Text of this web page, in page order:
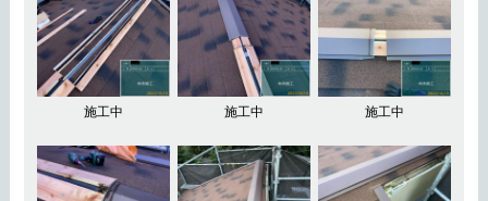
施工中 施工中 施工中